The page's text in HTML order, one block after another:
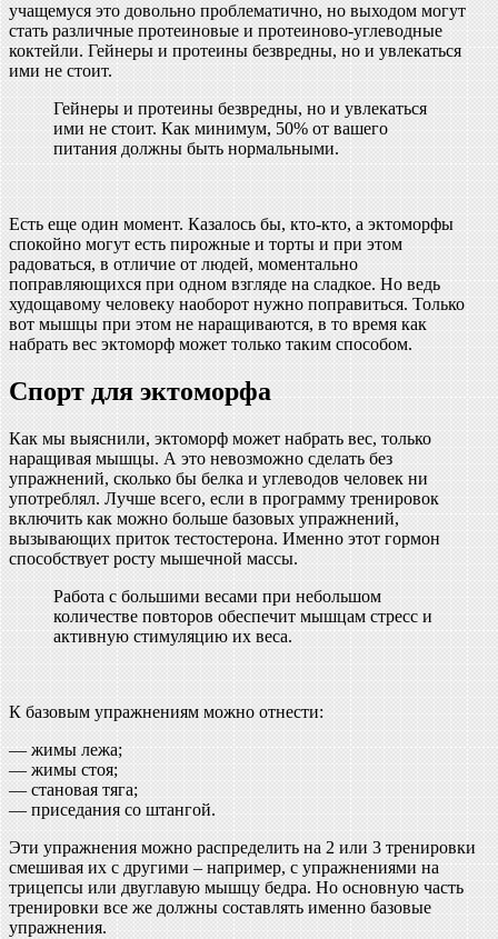
учащемуся это довольно проблематично, но выходом могут
стать различные протеиновые и протеиново-углеводные
коктейли. Гейнеры и протеины безвредны, но и увлекаться
ими не стоит.
Гейнеры и протеины безвредны, но и увлекаться
ими не стоит. Как минимум, 50% от вашего
питания должны быть нормальными.
Есть еще один момент. Казалось бы, кто-кто, а эктоморфы
спокойно могут есть пирожные и торты и при этом
радоваться, в отличие от людей, моментально
поправляющихся при одном взгляде на сладкое. Но ведь
худощавому человеку наоборот нужно поправиться. Только
вот мышцы при этом не наращиваются, в то время как
набрать вес эктоморф может только таким способом.
Спорт для эктоморфа
Как мы выяснили, эктоморф может набрать вес, только
наращивая мышцы. А это невозможно сделать без
упражнений, сколько бы белка и углеводов человек ни
употреблял. Лучше всего, если в программу тренировок
включить как можно больше базовых упражнений,
вызывающих приток тестостерона. Именно этот гормон
способствует росту мышечной массы.
Работа с большими весами при небольшом
количестве повторов обеспечит мышцам стресс и
активную стимуляцию их веса.
К базовым упражнениям можно отнести:
— жимы лежа;
— жимы стоя;
— становая тяга;
— приседания со штангой.
Эти упражнения можно распределить на 2 или 3 тренировки
смешивая их с другими – например, с упражнениями на
трицепсы или двуглавую мышцу бедра. Но основную часть
тренировки все же должны составлять именно базовые
упражнения.